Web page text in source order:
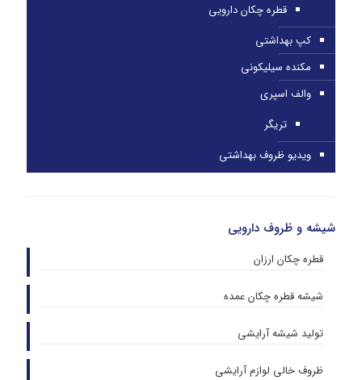
قطره چکان دارویی
کپ بهداشتی
مکنده سیلیکونی
والف اسپری
تریگر
ویدیو ظروف بهداشتی
شیشه و ظروف دارویی
قطره چکان ارزان
شیشه قطره چکان عمده
تولید شیشه آرایشی
ظروف خالی لوازم آرایشی